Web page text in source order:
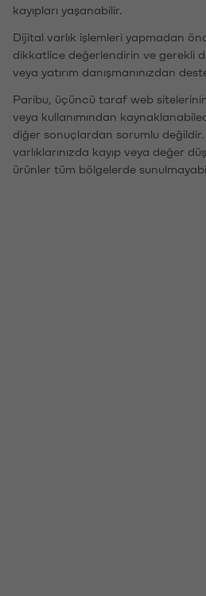
kayıpları yaşanabilir.
Dijital varlık işlemleri yapmadan
dikkatlice değerlendirin ve gerekli
veya yatırım danışmanınızdan
Paribu, üçüncü taraf web
veya kullanımından
diğer sonuçlardan sorumlu değildir.
varlıklarınızda kayıp veya değer
ürünler tüm bölgelerde